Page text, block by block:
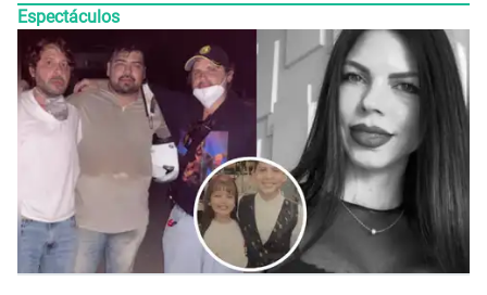
Espectáculos